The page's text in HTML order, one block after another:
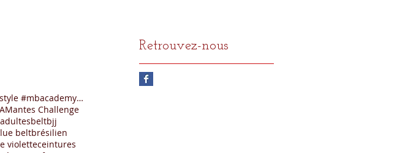
Retrouvez-nous
#bjj #education #bjjlifestyle #mbacademy #mantesla
Mantes Challenge
adultesbeltbjj
beltbrésilien
violetteceintures